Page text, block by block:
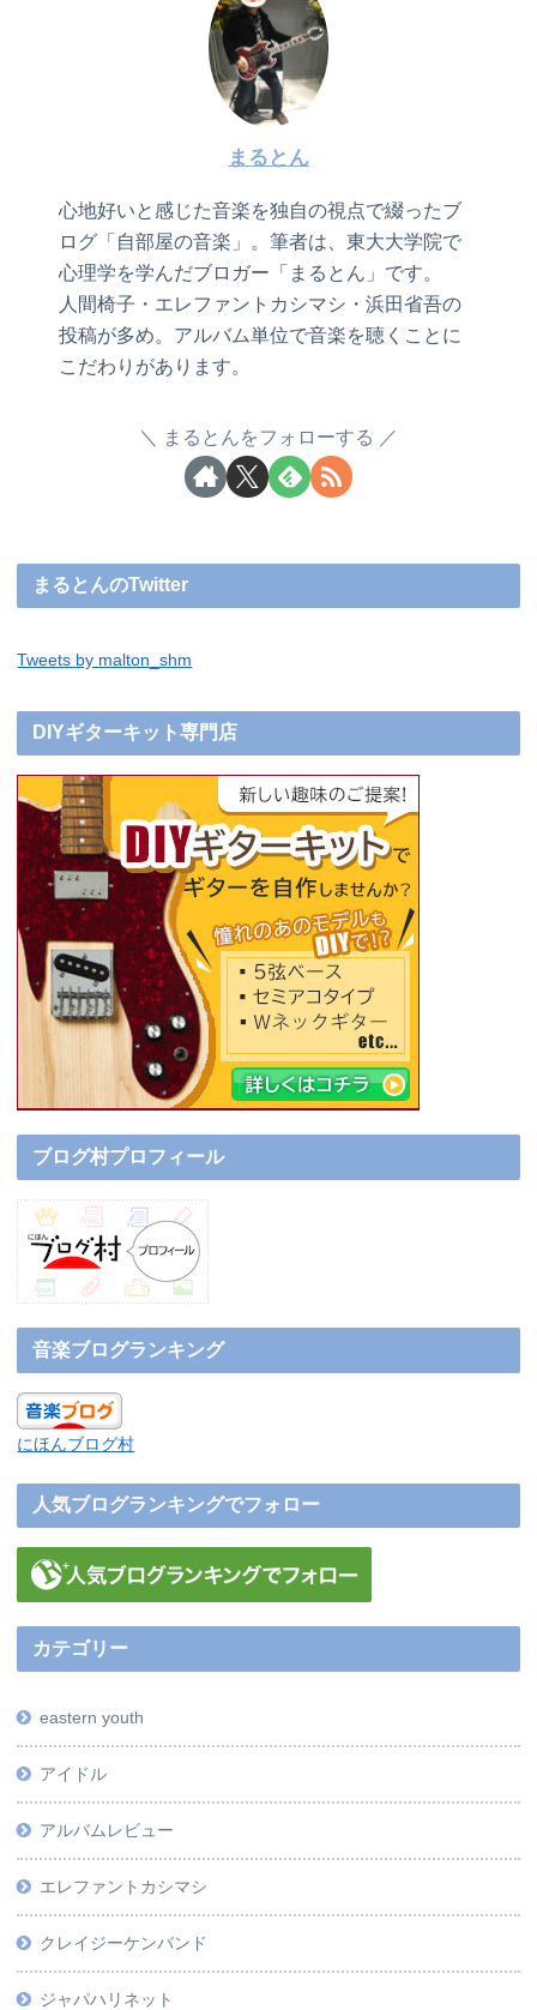
まるとん
心地好いと感じた音楽を独自の視点で綴ったブ
ログ「自部屋の音楽」。筆者は、東大大学院で
心理学を学んだブロガー「まるとん」です。
人間椅子・エレファントカシマシ・浜田省吾の
投稿が多め。アルバム単位で音楽を聴くことに
こだわりがあります。
まるとんをフォローする
まるとんのTwitter
Tweets by malton_shm
DIYギターキット専門店
ブログ村プロフィール
音楽ブログランキング
にほんブログ村
人気ブログランキングでフォロー
カテゴリー
eastern youth
アイドル
アルバムレビュー
エレファントカシマシ
クレイジーケンバンド
ジャパハリネット